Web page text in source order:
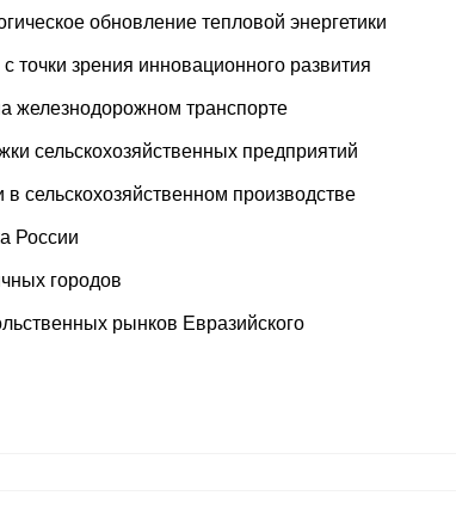
обновление тепловой энергетики
точки зрения инновационного развития
железнодорожном транспорте
сельскохозяйственных предприятий
сельскохозяйственном производстве
России
городов
рынков Евразийского